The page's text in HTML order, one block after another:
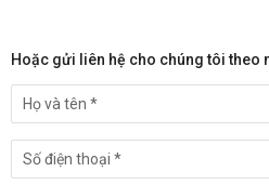
Hoặc gửi liên hệ cho chúng tôi theo